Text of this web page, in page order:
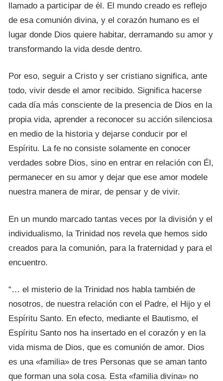
llamado a participar de él. El mundo creado es reflejo
de esa comunión divina, y el corazón humano es el
lugar donde Dios quiere habitar, derramando su amor y
transformando la vida desde dentro.
Por eso, seguir a Cristo y ser cristiano significa, ante
todo, vivir desde el amor recibido. Significa hacerse
cada día más consciente de la presencia de Dios en la
propia vida, aprender a reconocer su acción silenciosa
en medio de la historia y dejarse conducir por el
Espíritu. La fe no consiste solamente en conocer
verdades sobre Dios, sino en entrar en relación con Él,
permanecer en su amor y dejar que ese amor modele
nuestra manera de mirar, de pensar y de vivir.
En un mundo marcado tantas veces por la división y el
individualismo, la Trinidad nos revela que hemos sido
creados para la comunión, para la fraternidad y para el
encuentro.
“… el misterio de la Trinidad nos habla también de
nosotros, de nuestra relación con el Padre, el Hijo y el
Espíritu Santo. En efecto, mediante el Bautismo, el
Espíritu Santo nos ha insertado en el corazón y en la
vida misma de Dios, que es comunión de amor. Dios
es una «familia» de tres Personas que se aman tanto
que forman una sola cosa. Esta «familia divina» no